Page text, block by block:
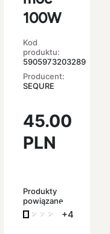
100W
Kod
produktu:
5905973203289
Producent:
SEQURE
45.00
PLN
Produkty
powiązane
+4